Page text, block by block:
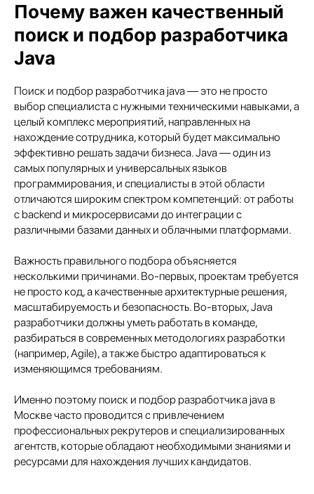
Почему важен качественный
поиск и подбор разработчика
Java
Поиск и подбор разработчика java — это не просто
выбор специалиста с нужными техническими навыками, а
целый комплекс мероприятий, направленных на
нахождение сотрудника, который будет максимально
эффективно решать задачи бизнеса. Java — один из
самых популярных и универсальных языков
программирования, и специалисты в этой области
отличаются широким спектром компетенций: от работы
с backend и микросервисами до интеграции с
различными базами данных и облачными платформами.
Важность правильного подбора объясняется
несколькими причинами. Во-первых, проектам требуется
не просто код, а качественные архитектурные решения,
масштабируемость и безопасность. Во-вторых, Java
разработчики должны уметь работать в команде,
разбираться в современных методологиях разработки
(например, Agile), а также быстро адаптироваться к
изменяющимся требованиям.
Именно поэтому поиск и подбор разработчика java в
Москве часто проводится с привлечением
профессиональных рекрутеров и специализированных
агентств, которые обладают необходимыми знаниями и
ресурсами для нахождения лучших кандидатов.